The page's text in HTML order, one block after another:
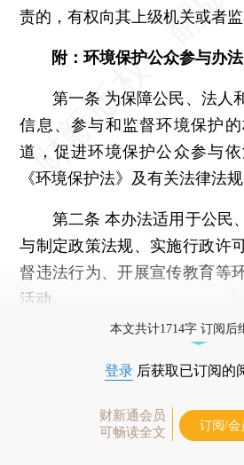
责的，有权向其上级机关或者监
附：环境保护公众参与办法
第一条 为保障公民、法人
信息、参与和监督环境保护
道，促进环境保护公众参与
《环境保护法》及有关法律法
第二条 本办法适用于公民
与制定政策法规、实施行政许
督违法行为、开展宣传教育等
活动。
本文共计1714字 订阅后
登录 后获取已订阅的
财新通会员
可畅读全文
订阅/会